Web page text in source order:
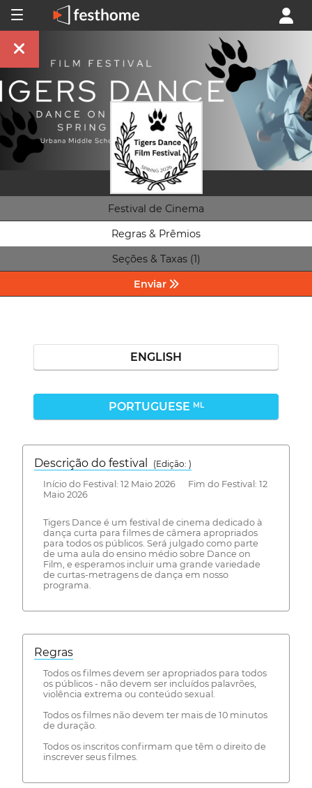
Festival de Cinema
Regras & Prêmios
Seções & Taxas (1)
Enviar
ENGLISH
PORTUGUESE ML
Descrição do festival
(Edição: )
Início do Festival: 12 Maio 2026 Fim do Festival: 12
Maio 2026
Tigers Dance é um festival de cinema dedicado à
dança curta para filmes de câmera apropriados
para todos os públicos. Será julgado como parte
de uma aula do ensino médio sobre Dance on
Film, e esperamos incluir uma grande variedade
de curtas-metragens de dança em nosso
programa.
Regras
Todos os filmes devem ser apropriados para todos
os públicos - não devem ser incluídos palavrões,
violência extrema ou conteúdo sexual.
Todos os filmes não devem ter mais de 10 minutos
de duração.
Todos os inscritos confirmam que têm o direito de
inscrever seus filmes.